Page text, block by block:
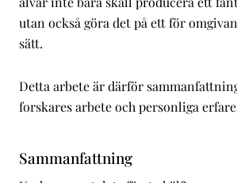
utan också göra det på ett för
sätt.
Detta arbete är därför
forskares arbete och personliga
Sammanfattning